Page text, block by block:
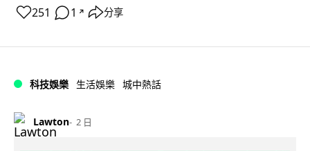
251 1 ↗ 分享
科技娛樂 生活娛樂 城中熱話
Lawton 2 日